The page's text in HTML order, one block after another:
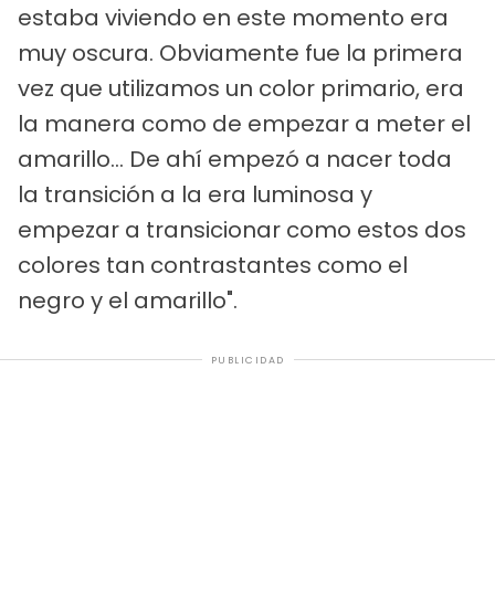
estaba viviendo en este momento era
muy oscura. Obviamente fue la primera
vez que utilizamos un color primario, era
la manera como de empezar a meter el
amarillo... De ahí empezó a nacer toda
la transición a la era luminosa y
empezar a transicionar como estos dos
colores tan contrastantes como el
negro y el amarillo".
PUBLICIDAD